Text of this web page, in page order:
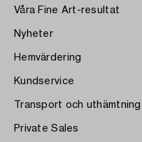
Våra Fine Art-resultat
Nyheter
Hemvärdering
Kundservice
Transport och uthämtning
Private Sales